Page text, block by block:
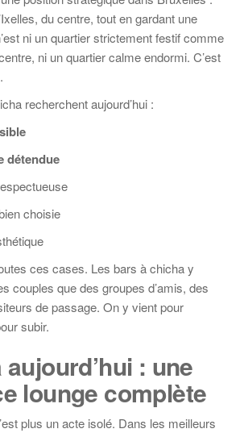
du centre, tout en gardant une
ni un quartier strictement festif comme
ni un quartier calme endormi. C’est
.
recherchent aujourd’hui :
détendue
choisie
ces cases. Les bars à chicha y
couples que des groupes d’amis, des
de passage. On y vient pour
subir.
: une
lounge complète
plus un acte isolé. Dans les meilleurs